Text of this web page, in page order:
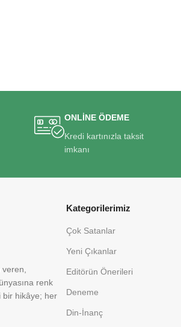
ONLİNE ÖDEME
Kredi kartınızla taksit
imkanı
Kategorilerimiz
Çok Satanlar
Yeni Çıkanlar
Editörün Önerileri
Deneme
Din-İnanç
renk
bir hikâye; her